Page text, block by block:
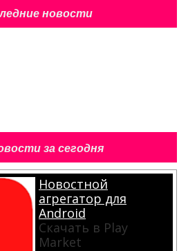
новости
за сегодня
Новостной
агрегатор для
Android
Скачать в Play
Market